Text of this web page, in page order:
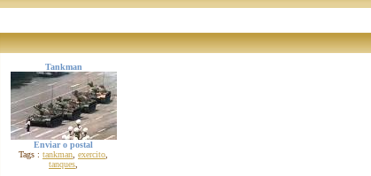
Tankman
Enviar o postal
Tags : tankman exercito
tanques